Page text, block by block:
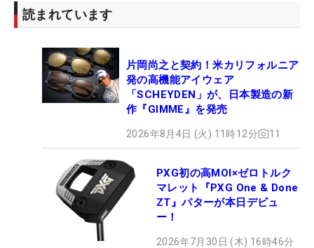
読まれています
片岡尚之と契約！米カリフォルニア
発の高機能アイウェア
「SCHEYDEN」が、日本製造の新
作『GIMME』を発売
2026年8月4日 (火) 11時12分 11
PXG初の高MOI×ゼロトルク
マレット『PXG One & Done
ZT』パターが本日デビュ
ー！
2026年7月30日 (木) 16時46分